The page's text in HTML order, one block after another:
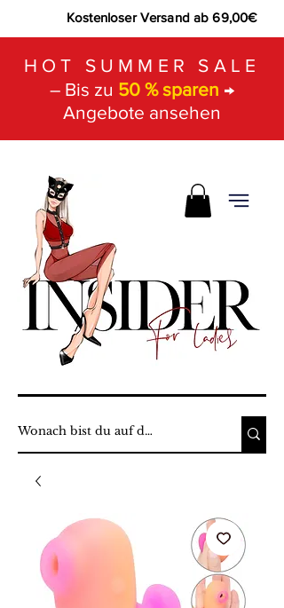
Kostenloser Versand ab 69,00€
HOT SUMMER SALE
– Bis zu 50 % sparen →
Angebote ansehen